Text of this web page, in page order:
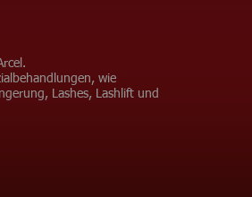
wie
Lashes, Lashlift und